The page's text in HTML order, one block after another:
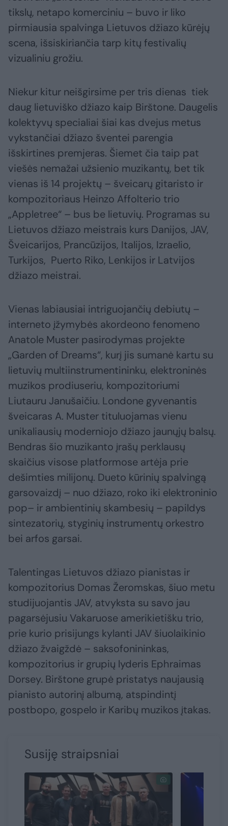
tikslų, netapo komerciniu – buvo ir liko
pirmiausia spalvinga Lietuvos džiazo kūrėjų
scena, išsiskiriančia tarp kitų festivalių
vizualiniu grožiu.
Niekur kitur neišgirsime per tris dienas tiek
daug lietuviško džiazo kaip Birštone. Daugelis
kolektyvų specialiai šiai kas dvejus metus
vykstančiai džiazo šventei parengia
išskirtines premjeras. Šiemet čia taip pat
viešės nemažai užsienio muzikantų, bet tik
vienas iš 14 projektų – šveicarų gitaristo ir
kompozitoriaus Heinzo Affolterio trio
„Appletree“ – bus be lietuvių. Programas su
Lietuvos džiazo meistrais kurs Danijos, JAV,
Šveicarijos, Prancūzijos, Italijos, Izraelio,
Turkijos, Puerto Riko, Lenkijos ir Latvijos
džiazo meistrai.
Vienas labiausiai intriguojančių debiutų –
interneto įžymybės akordeono fenomeno
Anatole Muster pasirodymas projekte
„Garden of Dreams“, kurį jis sumanė kartu su
lietuvių multiinstrumentininku, elektroninės
muzikos prodiuseriu, kompozitoriumi
Liutauru Janušaičiu. Londone gyvenantis
šveicaras A. Muster tituluojamas vienu
unikaliausių moderniojo džiazo jaunųjų balsų.
Bendras šio muzikanto įrašų perklausų
skaičius visose platformose artėja prie
dešimties milijonų. Dueto kūrinių spalvingą
garsovaizdį – nuo džiazo, roko iki elektroninio
pop– ir ambientinių skambesių – papildys
sintezatorių, styginių instrumentų orkestro
bei arfos garsai.
Talentingas Lietuvos džiazo pianistas ir
kompozitorius Domas Žeromskas, šiuo metu
studijuojantis JAV, atvyksta su savo jau
pagarsėjusiu Vakaruose amerikietišku trio,
prie kurio prisijungs kylanti JAV šiuolaikinio
džiazo žvaigždė – saksofonininkas,
kompozitorius ir grupių lyderis Ephraimas
Dorsey. Birštone grupė pristatys naujausią
pianisto autorinį albumą, atspindintį
postbopo, gospelo ir Karibų muzikos įtakas.
Susiję straipsniai